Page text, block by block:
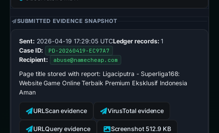
SUBMITTED EVIDENCE SNAPSHOT
Sent: 2026-04-19 17:29:05 UTCLedger records: 1
Case ID:
PD-20260419-EC97A7
Recipient: abuse@namecheap.com
Page title stored with report: Ligaciputra - Superliga168:
Website Game Online Terbaik Premium Eksklusif Indonesia
Aman
URLScan evidence VirusTotal evidence
URLQuery evidence Screenshot 512.9 KB